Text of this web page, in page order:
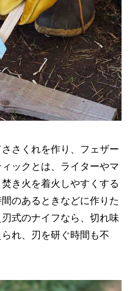
さくれを作り、フェザー
ックとは、ライターやマ
き火を着火しやすくする
のあるときなどに作りた
式のナイフなら、切れ味
れ、刃を研ぐ時間も不